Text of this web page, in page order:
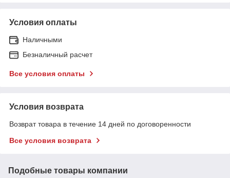
Условия оплаты
Наличными
Безналичный расчет
Все условия оплаты
Условия возврата
Возврат товара в течение 14 дней по договоренности
Все условия возврата
Подобные товары компании